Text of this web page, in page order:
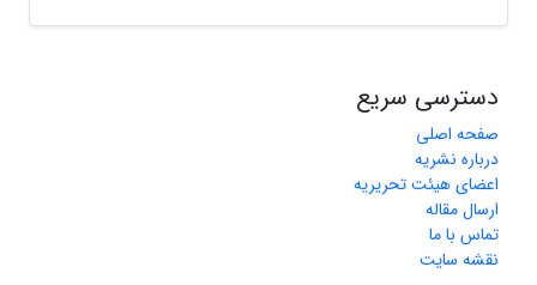
دسترسی سریع
صفحه اصلی
درباره نشریه
اعضای هیئت تحریریه
ارسال مقاله
تماس با ما
نقشه سایت